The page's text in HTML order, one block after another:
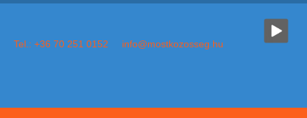
Tel.: +36 70 251 0152 info@mostkozosseg.hu